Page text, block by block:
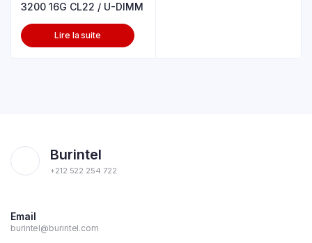
3200 16G CL22 / U-DIMM
Lire la suite
Burintel
+212 522 254 722
Email
burintel@burintel.com